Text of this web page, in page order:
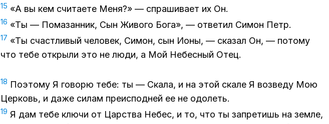
15 «А вы кем счи­та­е­те Меня?» — спра­ши­ва­ет их Он.
16 «Ты — По­ма­зан­ник, Сын Жи­во­го Бо­га», — от­ве­тил Си­мон Петр.
17 «Ты счаст­ли­вый че­ло­век, Си­мон, сын Ионы, — ска­зал Он, — по­то­му
что тебе от­кры­ли это не люди, а Мой Небес­ный Отец.
18 По­это­му Я го­во­рю тебе: ты — Ска­ла, и на этой ска­ле Я воз­ве­ду Мою
Цер­ковь, и даже си­лам пре­ис­под­ней ее не одо­леть.
19 Я дам тебе клю­чи от Цар­ства Небес, и то, что ты за­пре­тишь на зем­ле,